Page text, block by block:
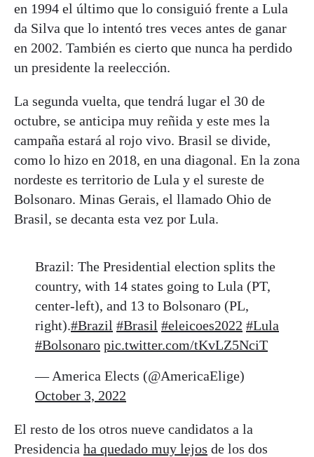
en 1994 el último que lo consiguió frente a Lula
da Silva que lo intentó tres veces antes de ganar
en 2002. También es cierto que nunca ha perdido
un presidente la reelección.
La segunda vuelta, que tendrá lugar el 30 de
octubre, se anticipa muy reñida y este mes la
campaña estará al rojo vivo. Brasil se divide,
como lo hizo en 2018, en una diagonal. En la zona
nordeste es territorio de Lula y el sureste de
Bolsonaro. Minas Gerais, el llamado Ohio de
Brasil, se decanta esta vez por Lula.
Brazil: The Presidential election splits the
country, with 14 states going to Lula (PT,
center-left), and 13 to Bolsonaro (PL,
right).#Brazil #Brasil #eleicoes2022 #Lula
#Bolsonaro pic.twitter.com/tKvLZ5NciT
— America Elects (@AmericaElige)
October 3, 2022
El resto de los otros nueve candidatos a la
Presidencia ha quedado muy lejos de los dos